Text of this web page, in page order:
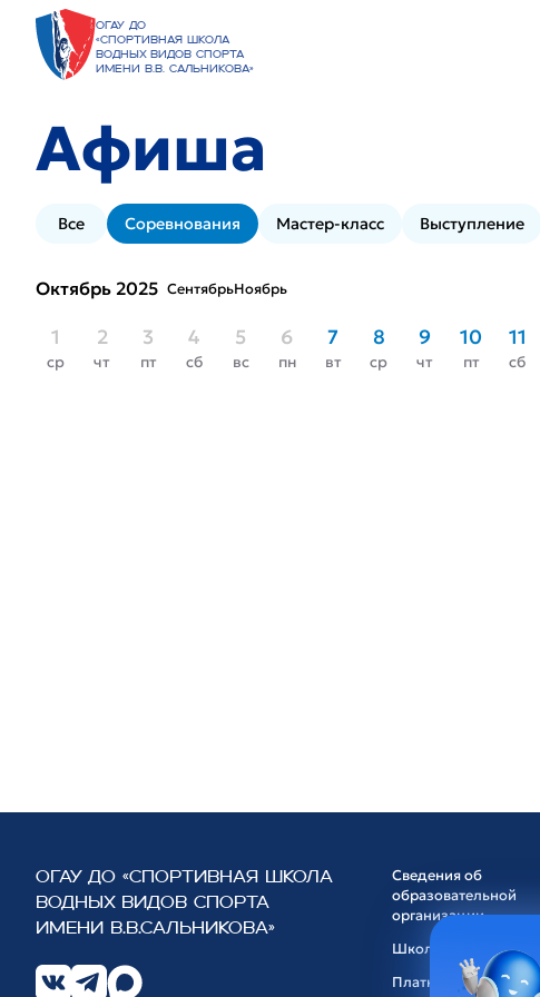
ОГАУ ДО
«Спортивная школа
водных видов спорта
имени В.В. Сальникова»
Афиша
Все Соревнования Мастер-класс Выступление
Октябрь 2025 СентябрьНоябрь
1
ср
2
чт
3
пт
4
сб
5
вс
6
пн
7
вт
8
ср
9
чт
10
пт
11
сб
ОГАУ ДО «СПОРТИВНАЯ ШКОЛА
ВОДНЫХ ВИДОВ СПОРТА
ИМЕНИ В.В.САЛЬНИКОВА»
Сведения об
образовательной
организации
Школа
Платные услуги